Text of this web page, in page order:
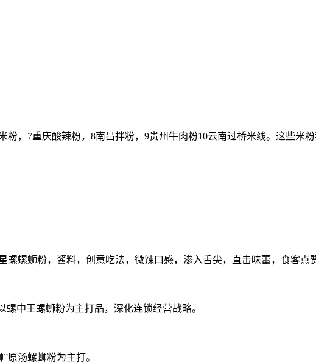
，7重庆酸辣粉，8南昌拌粉，9贵州牛肉粉10云南过桥米线。这些米
螺蛳粉，酱料，创意吃法，微辣口感，渗入舌尖，直击味蕾，食客点
中王螺蛳粉为主打品，深化连锁经营战略。
原汤螺蛳粉为主打。